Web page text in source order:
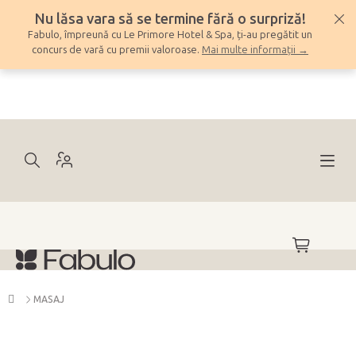
conținut
Nu lăsa vara să se termine fără o surpriză!
Fabulo, împreună cu Le Primore Hotel & Spa, ți-au pregătit un
concurs de vară cu premii valoroase. Mai multe informații →
COŞ
DE
Acasă
MASAJ